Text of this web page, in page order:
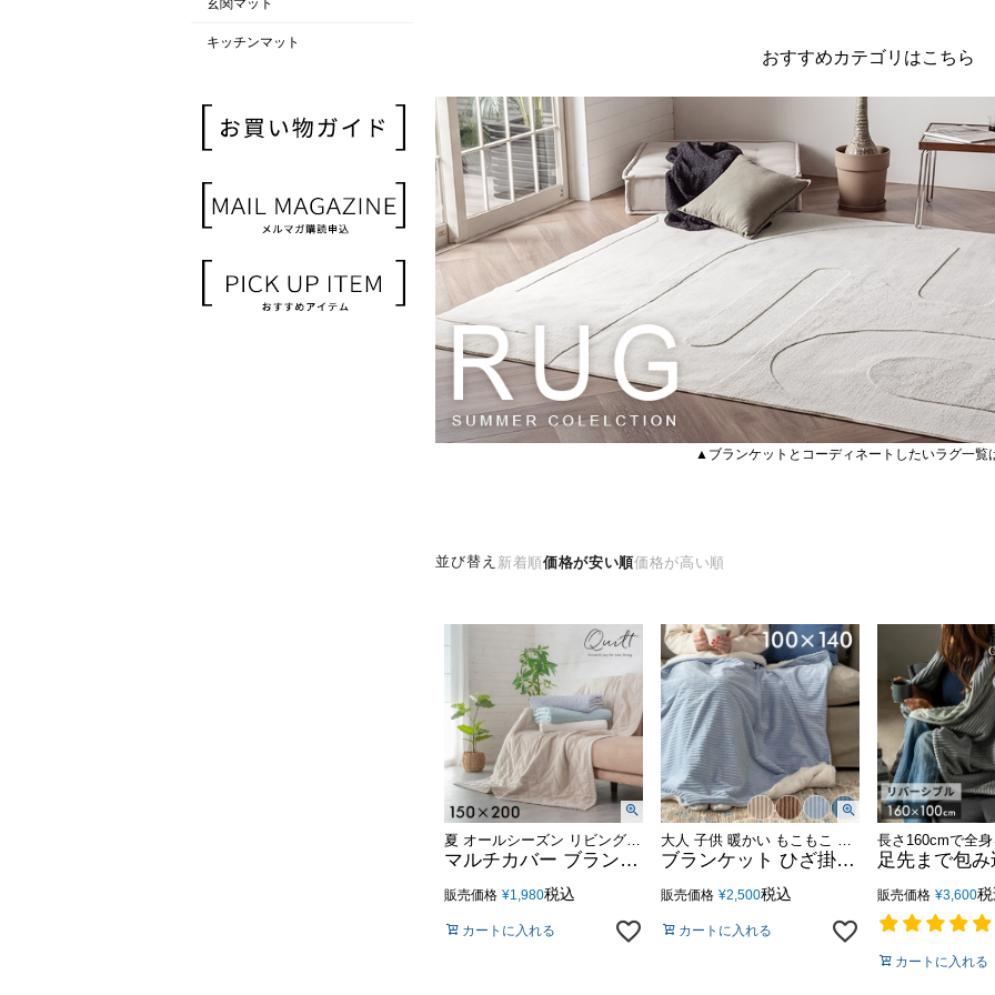
キッチンマット
おすすめカテゴリはこちら
▲ブランケットとコーディネートしたいラグ一覧
並び替え 新着順価格が安い順価格が高い順
マルチカバー ブランケット ソファ シェブロン 柄 大判 長方形 約 W 150cm D 200cm H 0.5cm コットン 綿 [66931]【 夏 キルティング カバー ソファー ベッド こたつ シーツ ウォッシャブル 丸洗い 洗える 薄手 ペットシーツ ベビー 肌掛け おしゃれ 北欧 リゾート 雑貨 】
販売価格 ¥1,980税込
カートに入れる
ブランケット ひざ掛け コーデュロイ 約 W 100cm D 140cm H 1cm 大判 ボタン付き [70117]【 毛布 掛け毛布 膝掛け 羽織 巻きスカート ボア 保温 あったか 防寒 対策 無地 洗濯可 オフィス アウトドア キャンプ シンプル おしゃれ 北欧 リゾート 西海岸風 男前 】
販売価格 ¥2,500税込
カートに入れる
販売価格 ¥3,600
カートに入れる